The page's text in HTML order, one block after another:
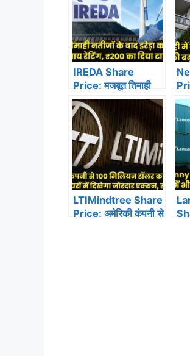
IREDA Share
Price: मजबूत तिमाही
नतीजों के बाद इरेड़ा को
एक्सपर्ट ने दी बाय रेटिंग,
₹200 का दिया टारगेट…
LTIMindtree Share
Price: अमेरिकी कंपनी से